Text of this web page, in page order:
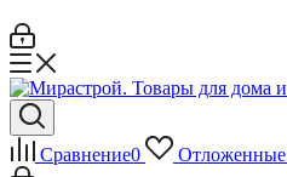
Сравнение0 Отложенные